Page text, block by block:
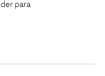
para